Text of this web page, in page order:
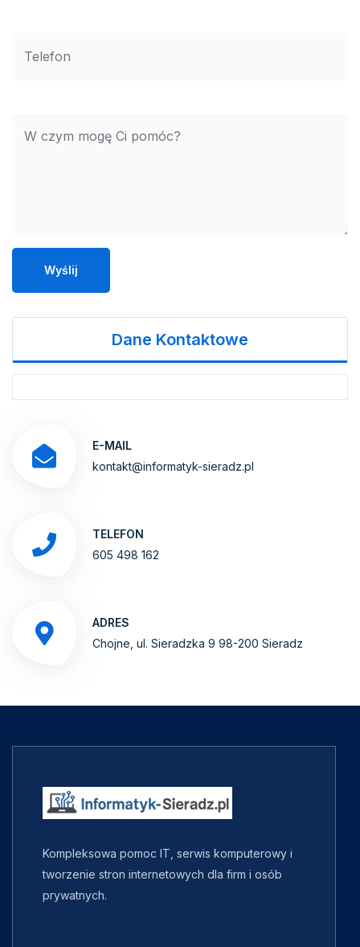
Wyślij
Dane Kontaktowe
E-MAIL
kontakt@informatyk-sieradz.pl
TELEFON
605 498 162
ADRES
Chojne, ul. Sieradzka 9 98-200 Sieradz
Kompleksowa pomoc IT, serwis komputerowy i
tworzenie stron internetowych dla firm i osób
prywatnych.